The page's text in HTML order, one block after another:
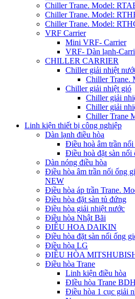
Chiller Trane. Model:
Chiller Trane. Model:
Chiller Trane. Model:
VRF Carrier
Mini VRF- Carrier
VRF- Dàn lạnh-
CHILLER CARRIER
Chiller giải nhiệt
Chiller Trane.
Chiller giải nhiệt gió
Chiller giải
Chiller giải
Chiller Trane
Linh kiện thiết bị công nghiệp
Dàn lạnh điều hòa
Điều hoà âm trần
Điều hoà đặt sàn nối
Dàn nóng điều hòa
Điều hòa âm trần nối ống
NEW
Điều hòa áp trần Trane.
Điều hòa đặt sàn tủ đứng
Điều hòa giải nhiệt nước
Điều hòa Nhật Bãi
ĐIÊU HOA DAIKIN
Điều hòa đặt sàn nối ống
Điều hòa LG
ĐIỀU HÒA
Điều hòa Trane
Linh kiện điều hòa
ĐIều hòa Trane
Điều hòa 1 cục giải